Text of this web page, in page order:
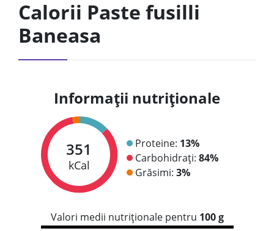
Calorii Paste fusilli
Baneasa
Informații nutriționale
351
kCal
Proteine: 13%
Carbohidrați: 84%
Grăsimi: 3%
Valori medii nutriționale pentru 100 g